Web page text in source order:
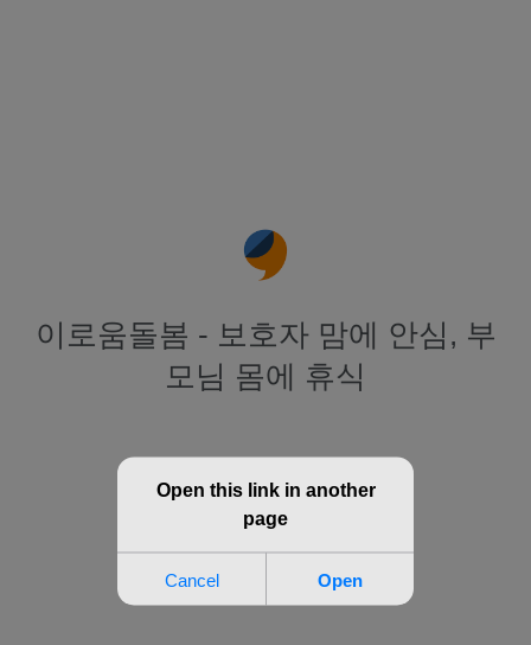
이로움돌봄 - 보호자 맘에 안심, 부
모님 몸에 휴식